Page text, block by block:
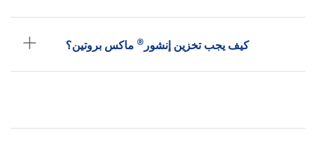
كيف يجب تخزين إنشور® ماكس بروتين؟